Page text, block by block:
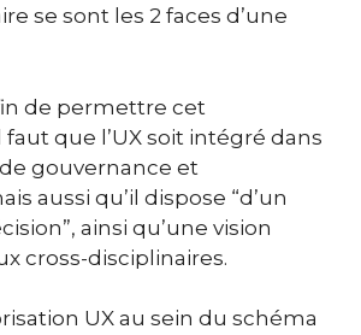
se sont les 2 faces d’une
de permettre cet
que l’UX soit intégré dans
gouvernance et
aussi qu’il dispose “d’un
ainsi qu’une vision
cross-disciplinaires.
UX au sein du schéma